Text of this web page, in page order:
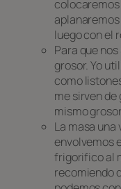
colocaremos
luego con el
Para que
grosor. Yo
como
me sirven de
mismo
La masa
envolvemos
frigorifico al
recomiendo